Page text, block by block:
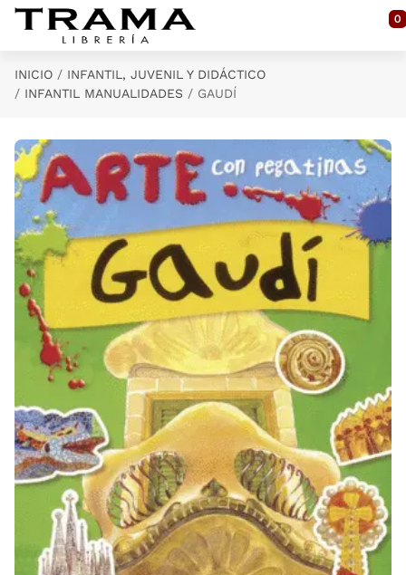
Saltar al contenido principal
0
INICIO
INFANTIL, JUVENIL Y DIDÁCTICO
INFANTIL MANUALIDADES
GAUDÍ